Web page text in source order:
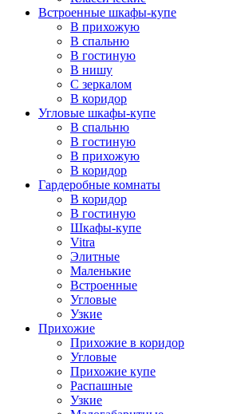
Встроенные шкафы-купе
В прихожую
В спальню
В гостиную
В нишу
С зеркалом
В коридор
Угловые шкафы-купе
В спальню
В гостиную
В прихожую
В коридор
Гардеробные комнаты
В коридор
В гостиную
Шкафы-купе
Vitra
Элитные
Маленькие
Встроенные
Угловые
Узкие
Прихожие
Прихожие в коридор
Угловые
Прихожие купе
Распашные
Узкие